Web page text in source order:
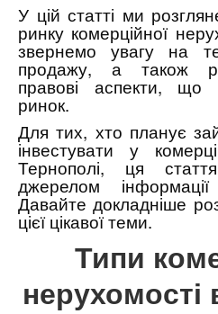
У цій статті ми
ринку комерційної
звернемо увагу на
продажу, а також
правові аспекти,
ринок.
Для тих, хто планує
інвестувати у
Тернополі, ця
джерелом
Давайте докладніше
цієї цікавої теми.
Типи
нерухомості